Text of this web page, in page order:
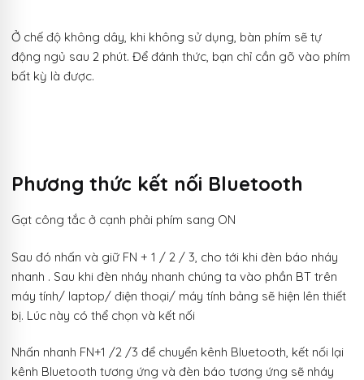
Ở chế độ không dây, khi không sử dụng, bàn phím sẽ tự
động ngủ sau 2 phút. Để đánh thức, bạn chỉ cần gõ vào phím
bất kỳ là được.
Phương thức kết nối Bluetooth
Gạt công tắc ở cạnh phải phím sang ON
Sau đó nhấn và giữ FN + 1 / 2 / 3, cho tới khi đèn báo nháy
nhanh . Sau khi đèn nháy nhanh chúng ta vào phần BT trên
máy tính/ laptop/ điện thoại/ máy tính bảng sẽ hiện lên thiết
bị. Lúc này có thể chọn và kết nối
Nhấn nhanh FN+1 /2 /3 để chuyển kênh Bluetooth, kết nối lại
kênh Bluetooth tương ứng và đèn báo tương ứng sẽ nháy